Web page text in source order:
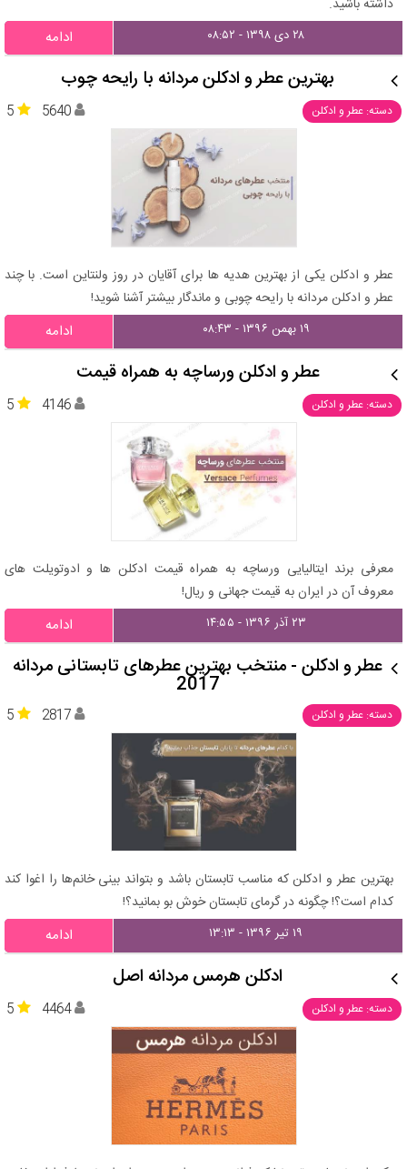
داشته باشید.
۲۸ دی ۱۳۹۸ - ۰۸:۵۲ ادامه
بهترین عطر و ادکلن مردانه با رایحه چوب
دسته: عطر و ادکلن 5 5640
عطر و ادکلن یکی از بهترین هدیه ها برای آقایان در روز ولنتاین است. با چند
عطر و ادکلن مردانه با رایحه چوبی و ماندگار بیشتر آشنا شوید!
۱۹ بهمن ۱۳۹۶ - ۰۸:۴۳ ادامه
عطر و ادکلن ورساچه به همراه قیمت
دسته: عطر و ادکلن 5 4146
معرفی برند ایتالیایی ورساچه به همراه قیمت ادکلن ها و ادوتویلت های
معروف آن در ایران به قیمت جهانی و ریال!
۲۳ آذر ۱۳۹۶ - ۱۴:۵۵ ادامه
عطر و ادکلن - منتخب بهترین عطرهای تابستانی مردانه
2017
دسته: عطر و ادکلن 5 2817
بهترین عطر و ادکلن که مناسب تابستان باشد و بتواند بینی خانم‌ها را اغوا کند
کدام است؟! چگونه در گرمای تابستان خوش بو بمانید؟!
۱۹ تیر ۱۳۹۶ - ۱۳:۱۳ ادامه
ادکلن هرمس مردانه اصل
دسته: عطر و ادکلن 5 4464